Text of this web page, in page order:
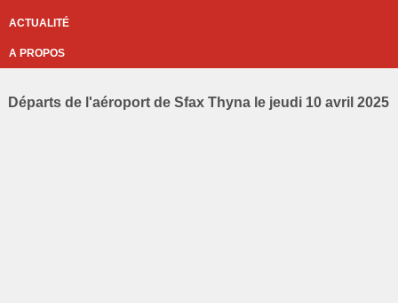
ACTUALITÉ
A PROPOS
Départs de l'aéroport de Sfax Thyna le jeudi 10 avril 2025